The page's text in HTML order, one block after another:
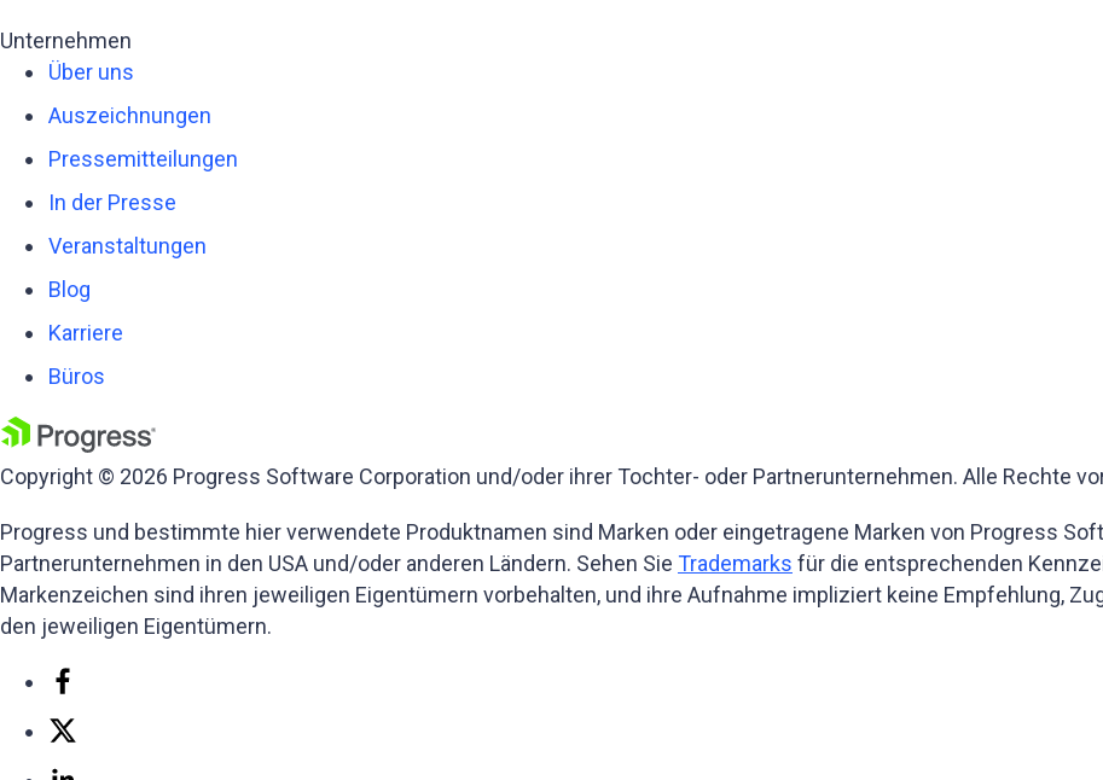
Unternehmen
Über uns
Auszeichnungen
Pressemitteilungen
In der Presse
Veranstaltungen
Blog
Karriere
Büros
Copyright © 2026 Progress Software Corporation und/oder ihrer Tochter- oder Partnerunternehmen. Alle Rechte
Progress und bestimmte hier verwendete Produktnamen sind Marken oder eingetragene Marken von Progress
Partnerunternehmen in den USA und/oder anderen Ländern. Sehen Sie Trademarks für die entsprechenden
Markenzeichen sind ihren jeweiligen Eigentümern vorbehalten, und ihre Aufnahme impliziert keine Empfehlung,
den jeweiligen Eigentümern.